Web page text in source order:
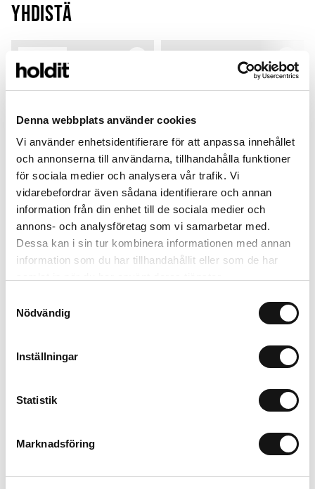
Denna webbplats använder cookies
Vi använder enhetsidentifierare för att anpassa innehållet
och annonserna till användarna, tillhandahålla funktioner
för sociala medier och analysera vår trafik. Vi
vidarebefordrar även sådana identifierare och annan
information från din enhet till de sociala medier och
annons- och analysföretag som vi samarbetar med.
Dessa kan i sin tur kombinera informationen med annan
information som du har tillhandahållit eller som de har
Nödvändig
Inställningar
Statistik
Marknadsföring
Yhdistä
Card Holder
Silicone Magsafe Compatible
299 SEK
Silicone Case
Airpods 4
149 SEK
+
iPhone 14
Lisää ostoskoriin
Vaihtoehdot